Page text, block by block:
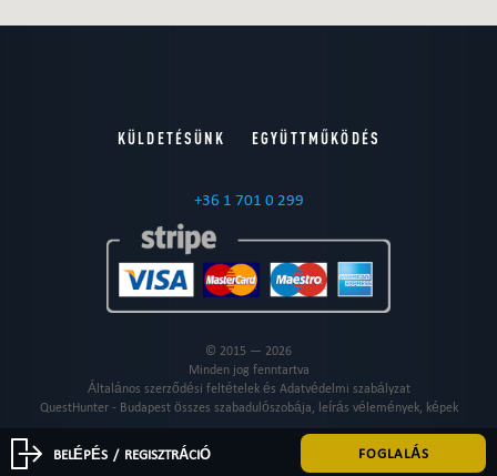
KÜLDETÉSÜNK EGYÜTTMŰKÖDÉS
+36 1 701 0 299
© 2015 — 2026
Minden jog fenntartva
Általános szerződési feltételek és Adatvédelmi szabályzat
QuestHunter - Budapest összes szabadulószobája, leírás vélemények, képek
BELÉPÉS / REGISZTRÁCIÓ FOGLALÁS